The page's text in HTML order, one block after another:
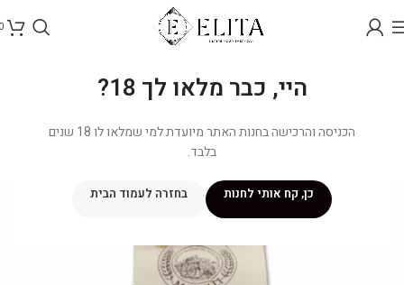
היי, כבר מלאו לך 18?
הכניסה והרכישה בחנות האתר מיועדת למי שמלאו לו 18 שנים
בלבד.
כן, קח אותי לחנות בחזרה לעמוד הבית